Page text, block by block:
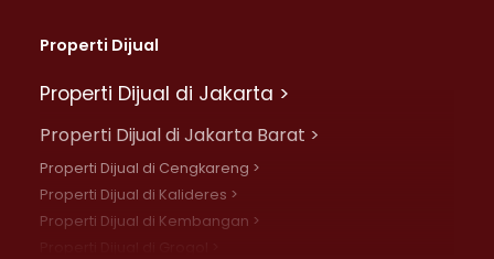
Properti Dijual
Properti Dijual di Jakarta >
Properti Dijual di Jakarta Barat >
Properti Dijual di Cengkareng >
Properti Dijual di Kalideres >
Properti Dijual di Kembangan >